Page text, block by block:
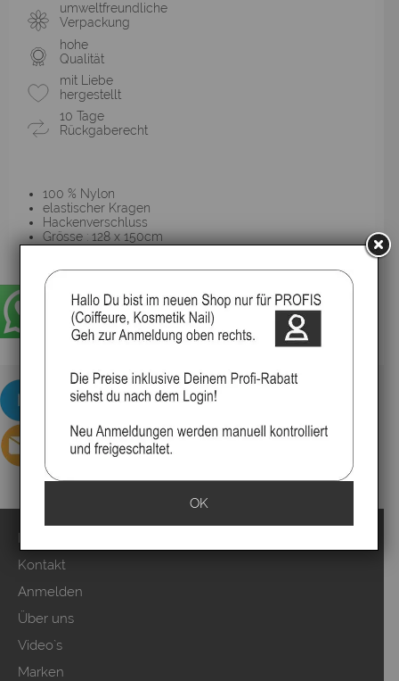
umweltfreundliche
Verpackung
hohe
Qualität
mit Liebe
hergestellt
10 Tage
Rückgaberecht
100 % Nylon
elastischer Kragen
Hackenverschluss
Grösse : 128 x 150cm
▸Widerrufsbelehrung
Impressum
Kontakt
Anmelden
Über uns
Video`s
Marken
OK